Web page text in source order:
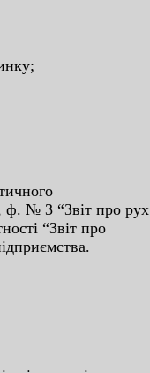
ф. № 3 “Звіт пpo pуx
“Звіт пpo